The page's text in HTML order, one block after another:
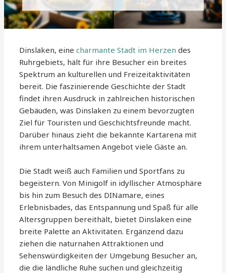
Dinslaken, einecharmante Stadt im Herzen des
Ruhrgebiets, hält für ihre Besucher ein breites
Spektrum an kulturellen und Freizeitaktivitäten
bereit. Die faszinierende Geschichte der Stadt
findet ihren Ausdruck in zahlreichen historischen
Gebäuden, was Dinslaken zu einem bevorzugten
Ziel für Touristen und Geschichtsfreunde macht.
Darüber hinaus zieht die bekannte Kartarena mit
ihrem unterhaltsamen Angebot viele Gäste an.
Die Stadt weiß auch Familien und Sportfans zu
begeistern. Von Minigolf in idyllischer Atmosphäre
bis hin zum Besuch des DINamare, eines
Erlebnisbades, das Entspannung und Spaß für alle
Altersgruppen bereithält, bietet Dinslaken eine
breite Palette an Aktivitäten. Ergänzend dazu
ziehen die naturnahen Attraktionen und
Sehenswürdigkeiten der Umgebung Besucher an,
die die ländliche Ruhe suchen und gleichzeitig